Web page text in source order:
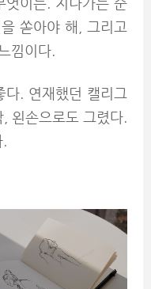
엇이든. 지나가는 순
쏟아야 해, 그리고
낌이다.
. 연재했던 캘리그
왼손으로도 그렸다.
.